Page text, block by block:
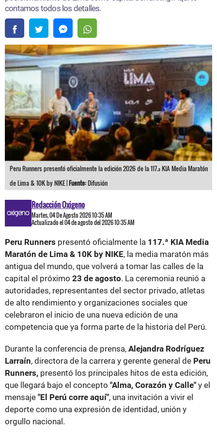
contamos todos los detalles.
Peru Runners presentó oficialmente la edición 2026 de la 117.ª KIA Media Maratón
de Lima & 10K by NIKE |Fuente:Difusión
Redacción Oxigeno
Martes, 04 De Agosto 2026 10:35 AM
Actualizado el 04 de agosto del 2026 10:35 AM
Peru Runners presentó oficialmente la 117.ª KIA Media
Maratón de Lima & 10K by NIKE, la media maratón más
antigua del mundo, que volverá a tomar las calles de la
capital el próximo 23 de agosto. La ceremonia reunió a
autoridades, representantes del sector privado, atletas
de alto rendimiento y organizaciones sociales que
celebraron el inicio de una nueva edición de una
competencia que ya forma parte de la historia del Perú.
Durante la conferencia de prensa, Alejandra Rodríguez
Larraín, directora de la carrera y gerente general de Peru
Runners, presentó los principales hitos de esta edición,
que llegará bajo el concepto "Alma, Corazón y Calle" y el
mensaje "El Perú corre aquí", una invitación a vivir el
deporte como una expresión de identidad, unión y
orgullo nacional.